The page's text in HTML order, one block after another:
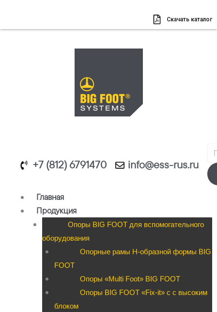
содержимому
Скачать каталог
+7 (812) 6791470 info@ess-rus.ru
Главная
Продукция
Опоры BIG FOOT для вспомогательного
оборудования
Опорные рамы H-образной формы BIG
FOOT
Опоры «Multi Foot» BIG FOOT
Опоры BIG FOOT «Fix-it» c с высоким
блоком